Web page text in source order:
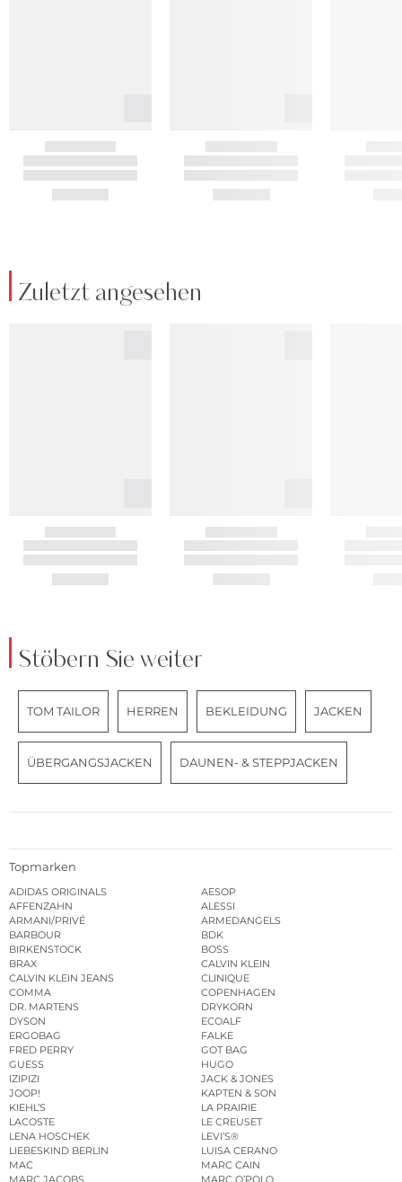
Zuletzt angesehen
Stöbern Sie weiter
TOM TAILOR HERREN BEKLEIDUNG JACKEN
ÜBERGANGSJACKEN DAUNEN- & STEPPJACKEN
Topmarken
ADIDAS ORIGINALS
AESOP
AFFENZAHN
ALESSI
ARMANI/PRIVÉ
ARMEDANGELS
BARBOUR
BDK
BIRKENSTOCK
BOSS
BRAX
CALVIN KLEIN
CALVIN KLEIN JEANS
CLINIQUE
COMMA
COPENHAGEN
DR. MARTENS
DRYKORN
DYSON
ECOALF
ERGOBAG
FALKE
FRED PERRY
GOT BAG
GUESS
HUGO
IZIPIZI
JACK & JONES
JOOP!
KAPTEN & SON
KIEHL’S
LA PRAIRIE
LACOSTE
LE CREUSET
LENA HOSCHEK
LEVI’S®
LIEBESKIND BERLIN
LUISA CERANO
MAC
MARC CAIN
MARC JACOBS
MARC O’POLO